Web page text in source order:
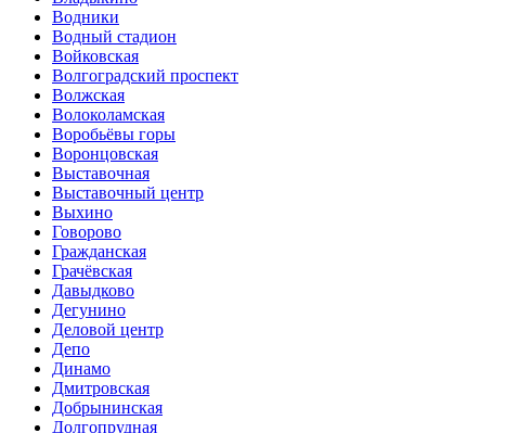
Водники
Водный стадион
Войковская
Волгоградский проспект
Волжская
Волоколамская
Воробьёвы горы
Воронцовская
Выставочная
Выставочный центр
Выхино
Говорово
Гражданская
Грачёвская
Давыдково
Дегунино
Деловой центр
Депо
Динамо
Дмитровская
Добрынинская
Долгопрудная